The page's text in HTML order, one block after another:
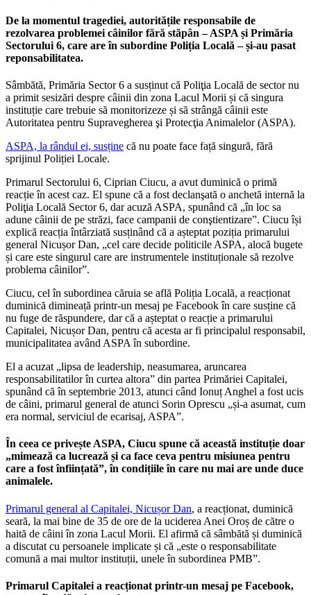
De la momentul tragediei, autoritățile responsabile de
rezolvarea problemei câinilor fără stăpân – ASPA și Primăria
Sectorului 6, care are în subordine Poliția Locală – și-au pasat
reponsabilitatea.
Sâmbătă, Primăria Sector 6 a susținut că Poliţia Locală de sector nu
a primit sesizări despre câinii din zona Lacul Morii și că singura
instituție care trebuie să monitorizeze și să strângă câinii este
Autoritatea pentru Supravegherea şi Protecţia Animalelor (ASPA).
ASPA, la rândul ei, susține că nu poate face față singură, fără
sprijinul Poliției Locale.
Primarul Sectorului 6, Ciprian Ciucu, a avut duminică o primă
reacție în acest caz. El spune că a fost declanşată o anchetă internă la
Poliţia Locală Sector 6, dar acuză ASPA, spunând că „în loc sa
adune câinii de pe străzi, face campanii de conştientizare”. Ciucu își
explică reacția întârziată susținând că a așteptat poziția primarului
general Nicușor Dan, „cel care decide politicile ASPA, alocă bugete
și care este singurul care are instrumentele instituționale să rezolve
problema câinilor”.
Ciucu, cel în subordinea căruia se află Poliția Locală, a reacționat
duminică dimineață printr-un mesaj pe Facebook în care susține că
nu fuge de răspundere, dar că a așteptat o reacție a primarului
Capitalei, Nicușor Dan, pentru că acesta ar fi principalul responsabil,
municipalitatea având ASPA în subordine.
El a acuzat „lipsa de leadership, neasumarea, aruncarea
responsabilitatilor în curtea altora” din partea Primăriei Capitalei,
spunând că în septembrie 2013, atunci când Ionuț Anghel a fost ucis
de câini, primarul general de atunci Sorin Oprescu „și-a asumat, cum
era normal, serviciul de ecarisaj, ASPA”.
În ceea ce privește ASPA, Ciucu spune că această instituție doar
„mimează ca lucrează și ca face ceva pentru misiunea pentru
care a fost înființată”, în condițiile în care nu mai are unde duce
animalele.
Primarul general al Capitalei, Nicușor Dan, a reacționat, duminică
seară, la mai bine de 35 de ore de la uciderea Anei Oroș de către o
haită de câini în zona Lacul Morii. El afirmă că sâmbătă și duminică
a discutat cu persoanele implicate și că „este o responsabilitate
comună a mai multor instituții, unele în subordinea PMB”.
Primarul Capitalei a reacționat printr-un mesaj pe Facebook,